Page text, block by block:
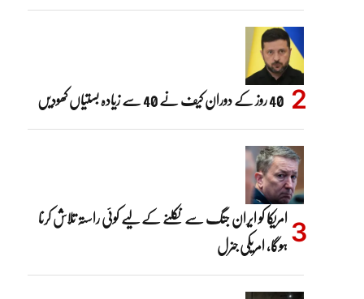
40 روز کے دوران کیف نے 40 سے زیادہ بستیاں کھودیں
امریکا کو ایران جنگ سے نکلنے کے لیے کوئی راستہ تلاش کرنا
ہوگا، امریکی جنرل